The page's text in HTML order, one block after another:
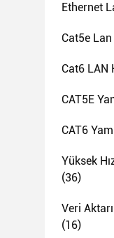
Ethernet
Cat5e
Cat6 LAN
CAT5E
CAT6
Yüksek
(36)
Veri
(16)